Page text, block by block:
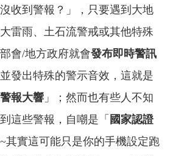
收到警報？」，只要遇到大地
雷雨、土石流警戒或其他特殊
會/地方政府就會發布即時警訊
並發出特殊的警示音效，這就是
報大響 」；然而也有些人不知
這些警報，自嘲是「 國家認證
其實這可能只是你的手機設定跑